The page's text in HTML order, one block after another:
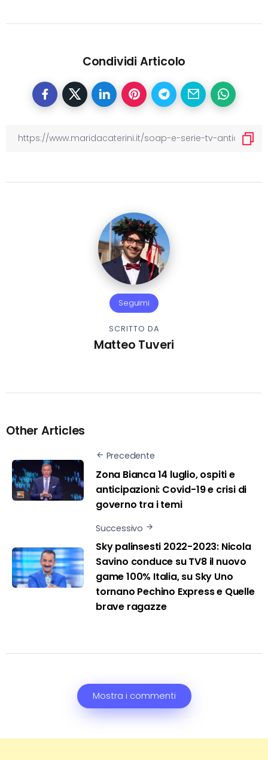
Condividi Articolo
Seguimi
SCRITTO DA
Matteo Tuveri
Other Articles
Precedente
Zona Bianca 14 luglio, ospiti e
anticipazioni: Covid-19 e crisi di
governo tra i temi
Successivo
Sky palinsesti 2022-2023: Nicola
Savino conduce su TV8 il nuovo
game 100% Italia, su Sky Uno
tornano Pechino Express e Quelle
brave ragazze
Mostra i commenti